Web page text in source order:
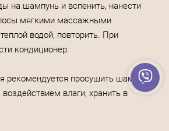
на шампунь и вспенить, нанести
мягкими массажными
водой, повторить. При
кондиционер.
рекомендуется просушить шампунь и
воздействием влаги, хранить в